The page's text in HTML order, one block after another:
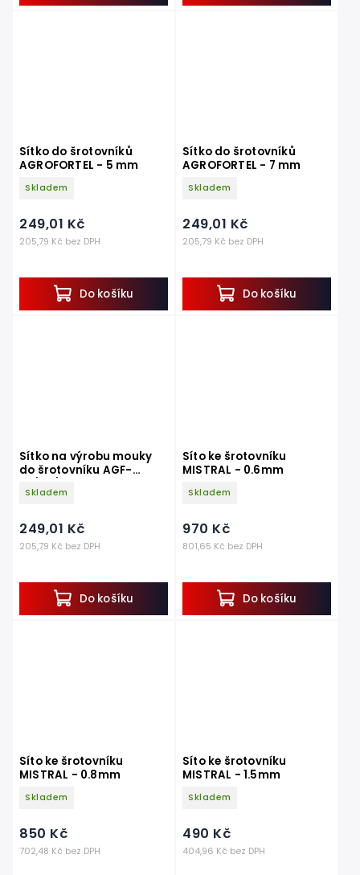
Sítko do šrotovníků
AGROFORTEL - 5 mm
Skladem
205,79 Kč bez DPH
249,01 Kč
Do košíku
Sítko do šrotovníků
AGROFORTEL - 7 mm
Skladem
205,79 Kč bez DPH
249,01 Kč
Do košíku
Sítko na výrobu mouky
do šrotovníku AGF-
Skladem
205,79 Kč bez DPH
249,01 Kč
Do košíku
Síto ke šrotovníku
MISTRAL - 0.6mm
Skladem
801,65 Kč bez DPH
970 Kč
Do košíku
Síto ke šrotovníku
MISTRAL - 0.8mm
Skladem
702,48 Kč bez DPH
850 Kč
Síto ke šrotovníku
MISTRAL - 1.5mm
Skladem
404,96 Kč bez DPH
490 Kč